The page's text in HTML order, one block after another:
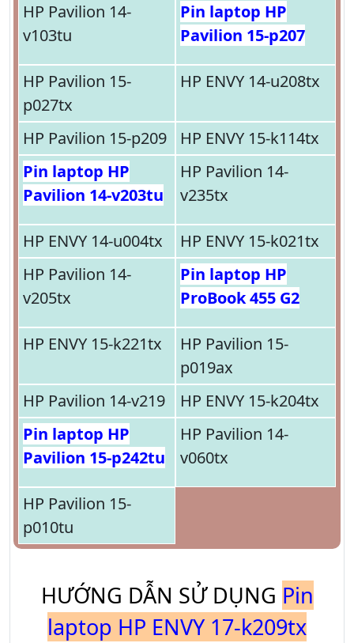
HP Pavilion 14-
v103tu
Pin laptop HP
Pavilion 15-p207
HP Pavilion 15-
p027tx
HP ENVY 14-u208tx
HP Pavilion 15-p209
HP ENVY 15-k114tx
Pin laptop HP
Pavilion 14-v203tu
HP Pavilion 14-
v235tx
HP ENVY 14-u004tx
HP ENVY 15-k021tx
HP Pavilion 14-
v205tx
Pin laptop HP
ProBook 455 G2
HP ENVY 15-k221tx
HP Pavilion 15-
p019ax
HP Pavilion 14-v219
HP ENVY 15-k204tx
Pin laptop HP
Pavilion 15-p242tu
HP Pavilion 14-
v060tx
HP Pavilion 15-
p010tu
HƯỚNG DẪN SỬ DỤNG Pin
laptop HP ENVY 17-k209tx